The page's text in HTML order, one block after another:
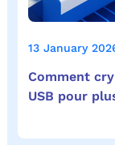
13 January
Comment
USB pour